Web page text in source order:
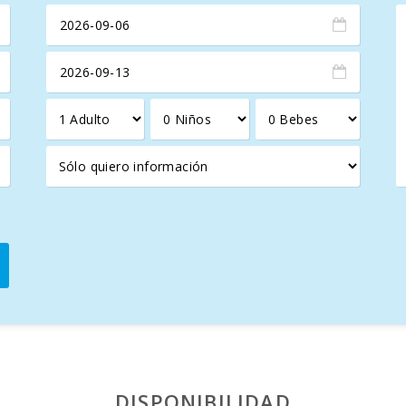
celebra latradición mallorquina. Elsalón comedor, con
de alta calidad, perfecta para los amantes de la
con undormitorio principalque incluye unbaño en